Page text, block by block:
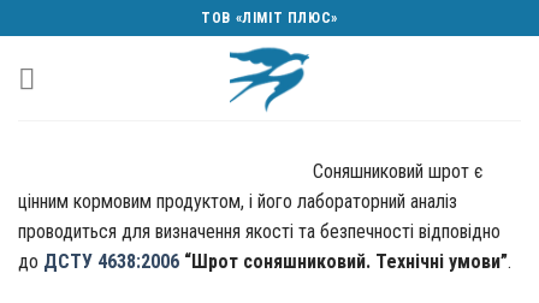
content
ТОВ «ЛІМІТ ПЛЮС»
Соняшниковий шрот є
цінним кормовим продуктом, і його лабораторний аналіз
проводиться для визначення якості та безпечності відповідно
до ДСТУ 4638:2006 “Шрот соняшниковий. Технічні умови”.